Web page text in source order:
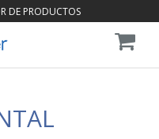
DE PRODUCTOS